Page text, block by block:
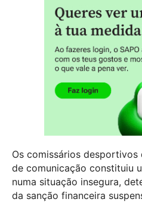
Os comissários
de comunicação constituiu
numa situação insegura,
da sanção financeira